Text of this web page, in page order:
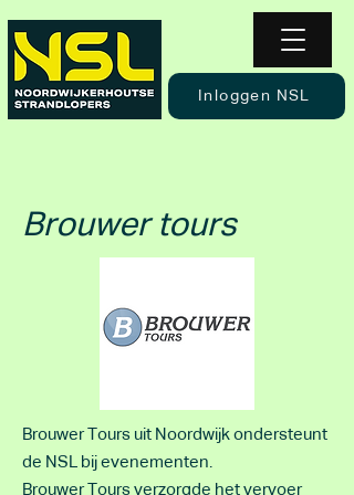
Inloggen NSL
Brouwer tours
Brouwer Tours uit Noordwijk ondersteunt
de NSL bij evenementen.
Brouwer Tours verzorgde het vervoer